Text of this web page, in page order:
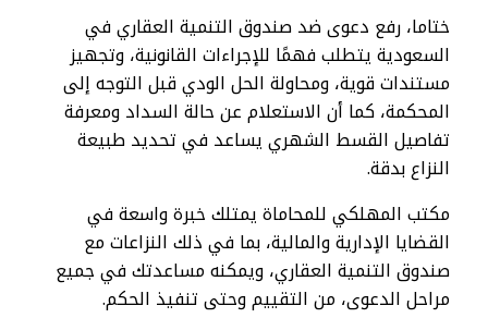
ختاما، رفع دعوى ضد صندوق التنمية العقاري في
السعودية يتطلب فهمًا للإجراءات القانونية، وتجهيز
مستندات قوية، ومحاولة الحل الودي قبل التوجه إلى
المحكمة، كما أن الاستعلام عن حالة السداد ومعرفة
تفاصيل القسط الشهري يساعد في تحديد طبيعة
النزاع بدقة.
مكتب المهلكي للمحاماة يمتلك خبرة واسعة في
القضايا الإدارية والمالية، بما في ذلك النزاعات مع
صندوق التنمية العقاري، ويمكنه مساعدتك في جميع
مراحل الدعوى، من التقييم وحتى تنفيذ الحكم.